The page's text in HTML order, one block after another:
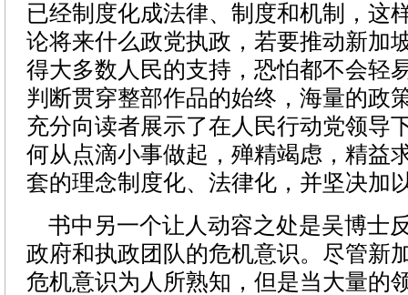
已经制度化成法律、制度和机制，这
论将来什么政党执政，若要推动新加
得大多数人民的支持，恐怕都不会轻
判断贯穿整部作品的始终，海量的政
充分向读者展示了在人民行动党领导
何从点滴小事做起，殚精竭虑，精益
套的理念制度化、法律化，并坚决加
书中另一个让人动容之处是吴博士
政府和执政团队的危机意识。尽管新
危机意识为人所熟知，但是当大量的